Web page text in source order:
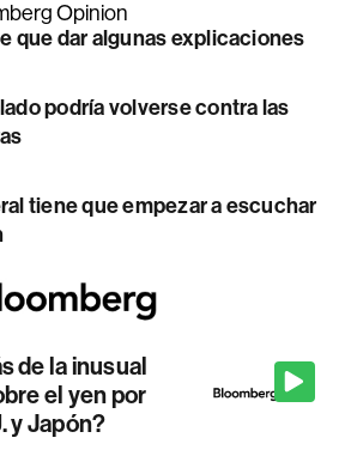
Opinion
que dar algunas explicaciones
podría volverse contra las
tiene que empezar a escuchar
de la inusual
el yen por
y Japón?